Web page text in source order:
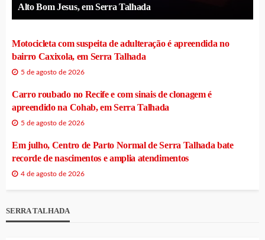
Alto Bom Jesus, em Serra Talhada
Motocicleta com suspeita de adulteração é apreendida no
bairro Caxixola, em Serra Talhada
5 de agosto de 2026
Carro roubado no Recife e com sinais de clonagem é
apreendido na Cohab, em Serra Talhada
5 de agosto de 2026
Em julho, Centro de Parto Normal de Serra Talhada bate
recorde de nascimentos e amplia atendimentos
4 de agosto de 2026
SERRA TALHADA